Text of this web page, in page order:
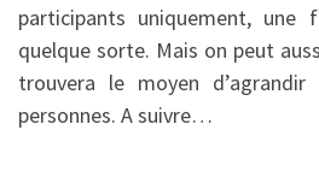
participants uniquement, une
quelque sorte. Mais on peut
trouvera le moyen
personnes. A suivre…